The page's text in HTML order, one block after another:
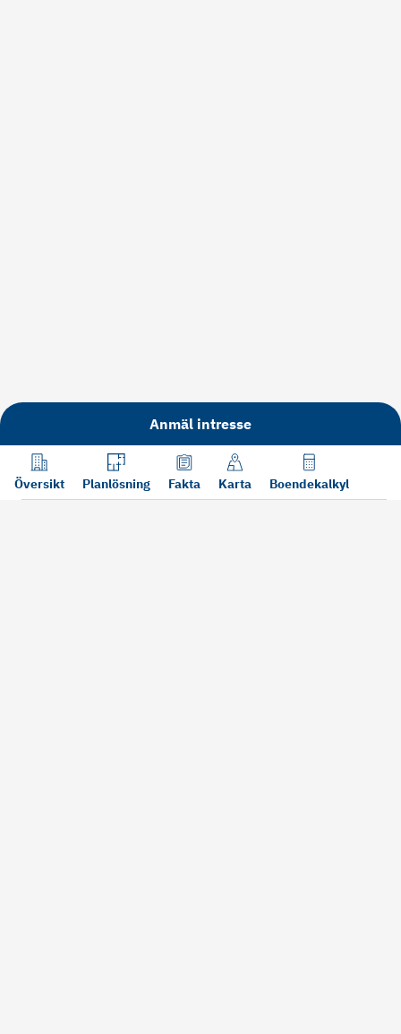
Anmäl intresse
Översikt Planlösning Fakta Karta Boendekalkyl